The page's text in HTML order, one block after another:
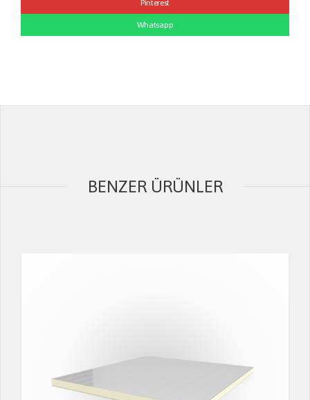
Pinterest
Whatsapp
BENZER ÜRÜNLER